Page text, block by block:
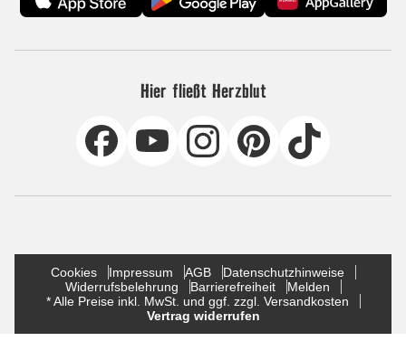
Hier fließt Herzblut
Cookies Impressum AGB
Datenschutzhinweise
Widerrufsbelehrung
Barrierefreiheit
Melden
* Alle Preise inkl. MwSt. und ggf. zzgl. Versandkosten
Vertrag widerrufen